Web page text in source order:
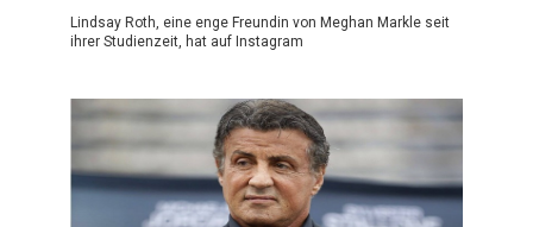
Lindsay Roth, eine enge Freundin von Meghan Markle seit
ihrer Studienzeit, hat auf Instagram